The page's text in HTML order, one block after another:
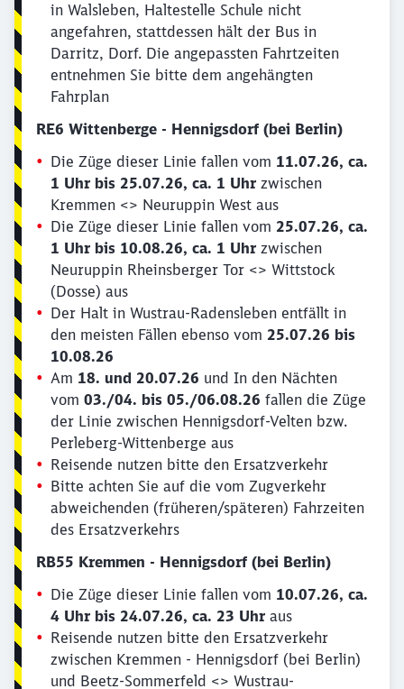
in Walsleben, Haltestelle Schule nicht
angefahren, stattdessen hält der Bus in
Darritz, Dorf. Die angepassten Fahrtzeiten
entnehmen Sie bitte dem angehängten
Fahrplan
RE6 Wittenberge - Hennigsdorf (bei Berlin)
Die Züge dieser Linie fallen vom 11.07.26, ca.
1 Uhr bis 25.07.26, ca. 1 Uhr zwischen
Kremmen <> Neuruppin West aus
Die Züge dieser Linie fallen vom 25.07.26, ca.
1 Uhr bis 10.08.26, ca. 1 Uhr zwischen
Neuruppin Rheinsberger Tor <> Wittstock
(Dosse) aus
Der Halt in Wustrau-Radensleben entfällt in
den meisten Fällen ebenso vom 25.07.26 bis
10.08.26
Am 18. und 20.07.26 und In den Nächten
vom 03./04. bis 05./06.08.26 fallen die Züge
der Linie zwischen Hennigsdorf-Velten bzw.
Perleberg-Wittenberge aus
Reisende nutzen bitte den Ersatzverkehr
Bitte achten Sie auf die vom Zugverkehr
abweichenden (früheren/späteren) Fahrzeiten
des Ersatzverkehrs
RB55 Kremmen - Hennigsdorf (bei Berlin)
Die Züge dieser Linie fallen vom 10.07.26, ca.
4 Uhr bis 24.07.26, ca. 23 Uhr aus
Reisende nutzen bitte den Ersatzverkehr
zwischen Kremmen - Hennigsdorf (bei Berlin)
und Beetz-Sommerfeld <> Wustrau-